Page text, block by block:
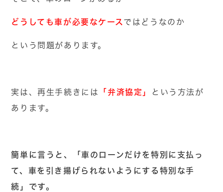
どうしても車が必要なケース ではどうなのか
という問題があります。
実は、再生手続きには 「弁済協定」
という方法が
あります。
簡単に言うと、「車のローンだけを特別に支払っ
て、車を引き揚げられないようにする特別な手
続」です。